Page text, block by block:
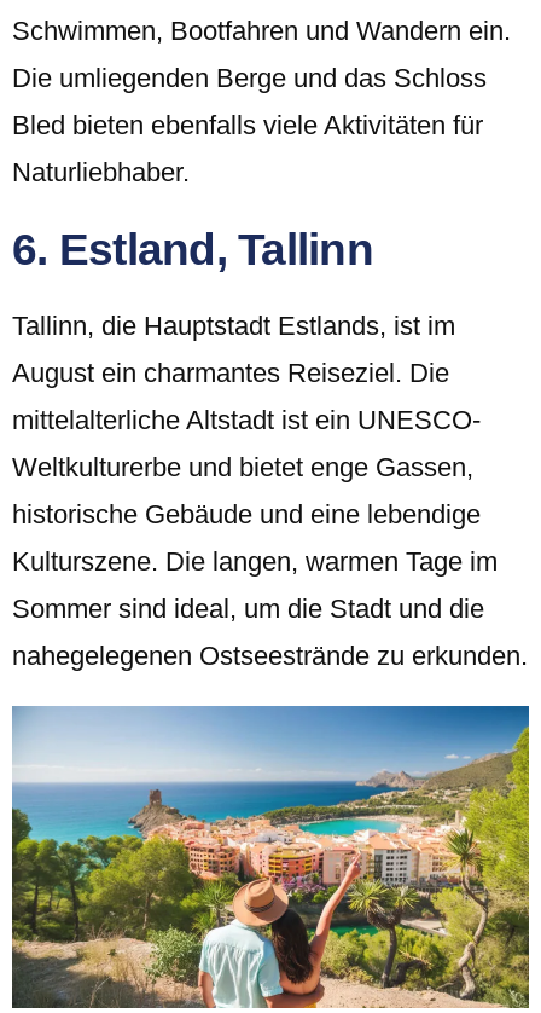
Schwimmen, Bootfahren und Wandern ein.
Die umliegenden Berge und das Schloss
Bled bieten ebenfalls viele Aktivitäten für
Naturliebhaber.
6. Estland, Tallinn
Tallinn, die Hauptstadt Estlands, ist im
August ein charmantes Reiseziel. Die
mittelalterliche Altstadt ist ein UNESCO-
Weltkulturerbe und bietet enge Gassen,
historische Gebäude und eine lebendige
Kulturszene. Die langen, warmen Tage im
Sommer sind ideal, um die Stadt und die
nahegelegenen Ostseestrände zu erkunden.